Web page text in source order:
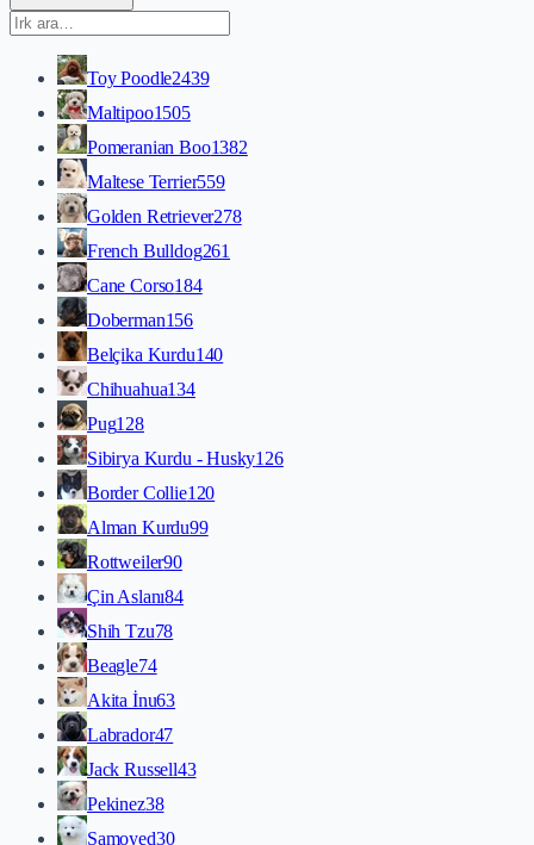
Toy Poodle2439
Maltipoo1505
Pomeranian Boo1382
Maltese Terrier559
Golden Retriever278
French Bulldog261
Cane Corso184
Doberman156
Belçika Kurdu140
Chihuahua134
Pug128
Sibirya Kurdu - Husky126
Border Collie120
Alman Kurdu99
Rottweiler90
Çin Aslanı84
Shih Tzu78
Beagle74
Akita İnu63
Labrador47
Jack Russell43
Pekinez38
Samoyed30